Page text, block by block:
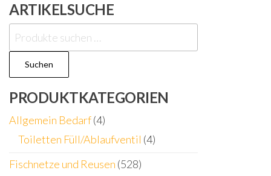
ARTIKELSUCHE
Suchen
nach:
Suchen
PRODUKTKATEGORIEN
Allgemein Bedarf(4)
Toiletten Füll/Ablaufventil (4)
Fischnetze und Reusen (528)